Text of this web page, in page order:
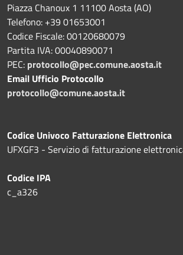
Piazza Chanoux 1 11100 Aosta (AO)
Telefono: +39 01653001
Codice Fiscale: 00120680079
Partita IVA: 00040890071
PEC: protocollo@pec.comune.aosta.it
Email Ufficio Protocollo
protocollo@comune.aosta.it
Codice Univoco Fatturazione Elettronica
UFXGF3 - Servizio di fatturazione
Codice IPA
c_a326